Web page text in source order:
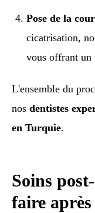
Pose de la
cicatrisation,
vous offrant un
L'ensemble du
nos dentistes
en Turquie.
Soins
faire